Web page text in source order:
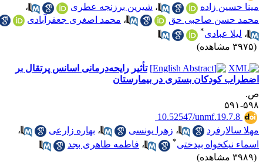
حسین زاده
،شیرین برزنجه عطری
،
حسن صاحبی حق
،محمد اصغری جعفرآبادی
،لیلا عبادی
تأثیر رایحه‌درمانی اسانس پرتقال بر
کودکان بستری در بیمارستان
۵۹۱
‎ 10.52547/unmf.19.7.8
سالارفرد
،زهرا یونسی ،بهاره زارعی
،
نیکخواه بیدختی
،فاطمه طاهری بجد